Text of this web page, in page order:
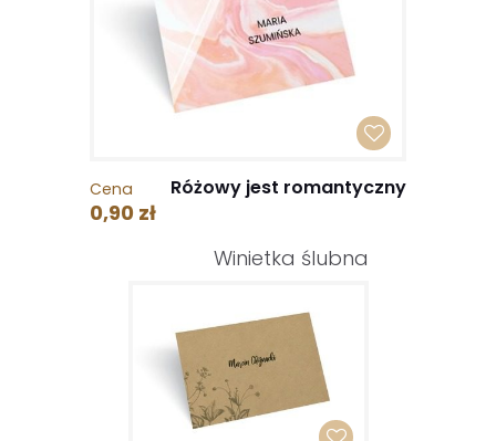
Cena
0,90 zł
Różowy jest romantyczny
Winietka ślubna